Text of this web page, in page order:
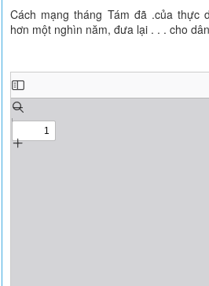
Cách mạng tháng Tám đã .của thực
hơn một nghìn năm, đưa lại . . . cho